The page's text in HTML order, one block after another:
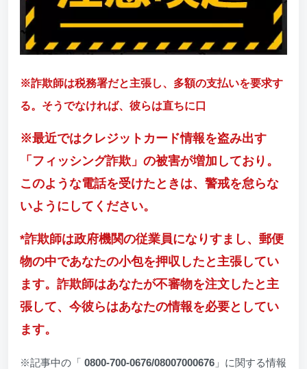
※詐欺師は税務署だと主張し、多額の支払いを要求す
る。そうでなければ、彼らは直ちに口
※最近ではクレジットカード情報を盗み出す
「フィッシング詐欺」の被害が増加しており。
このような電話を受けたときは、警戒を怠らな
いようにしてください。
*詐欺師は政府機関の従業員になりすまし、郵便
物の中であなたの小包を押収したと主張してい
ます。詐欺師はあなたが不審物を注文したと主
張して、今彼らはあなたの情報を必要としてい
ます。
※記事中の「 0800-700-0676/08007000676 」に関する情報